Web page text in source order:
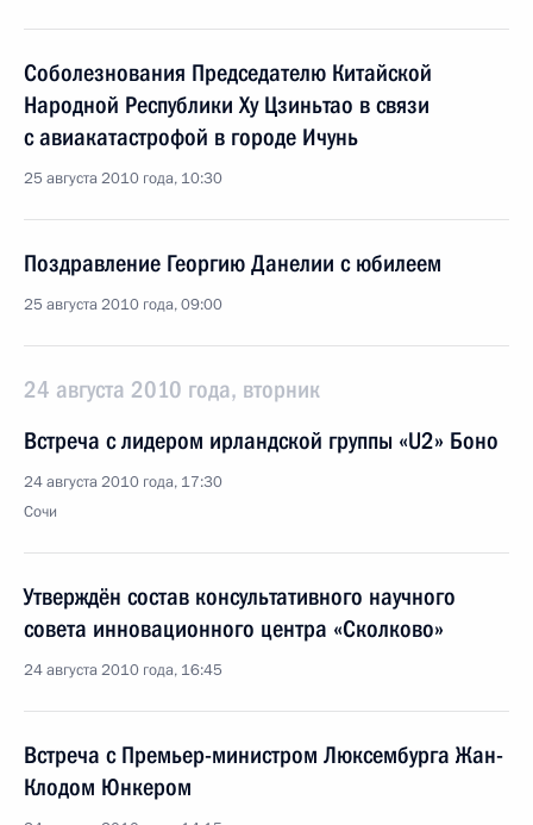
Соболезнования Председателю Китайской
Народной Республики Ху Цзиньтао в связи
с авиакатастрофой в городе Ичунь
25 августа 2010 года, 10:30
Поздравление Георгию Данелии с юбилеем
25 августа 2010 года, 09:00
24 августа 2010 года, вторник
Встреча с лидером ирландской группы «U2» Боно
24 августа 2010 года, 17:30
Сочи
Утверждён состав консультативного научного
совета инновационного центра «Сколково»
24 августа 2010 года, 16:45
Встреча с Премьер-министром Люксембурга Жан-
Клодом Юнкером